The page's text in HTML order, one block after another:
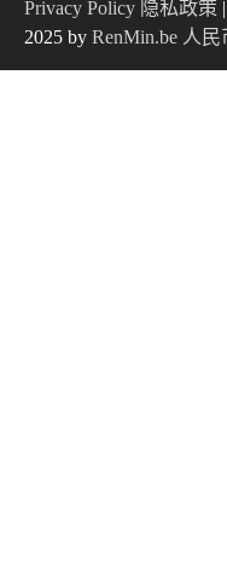
Privacy Policy 隐私政策 |
2025 by RenMin.be 人民